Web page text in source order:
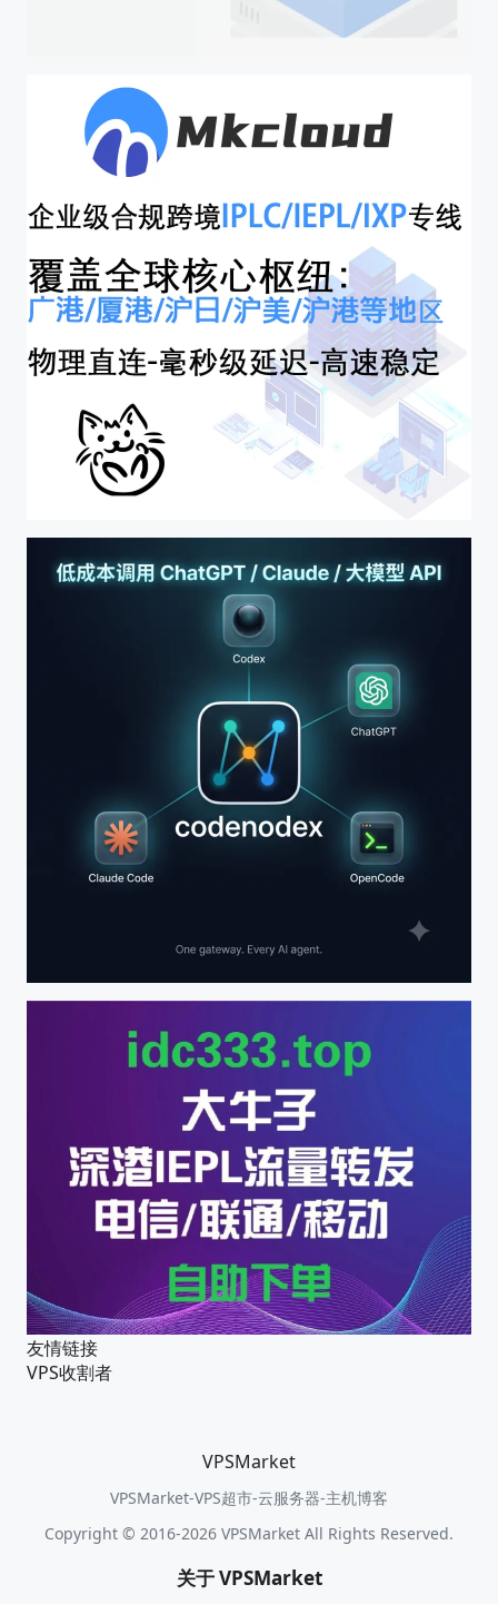
友情链接
VPS收割者
VPSMarket
VPSMarket-VPS超市-云服务器-主机博客
Copyright © 2016-2026 VPSMarket All Rights Reserved.
关于 VPSMarket